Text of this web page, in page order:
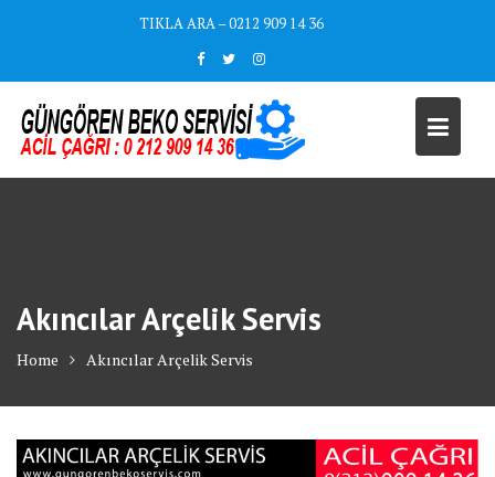
TIKLA ARA – 0212 909 14 36
Akıncılar Arçelik Servis
Home Akıncılar Arçelik Servis